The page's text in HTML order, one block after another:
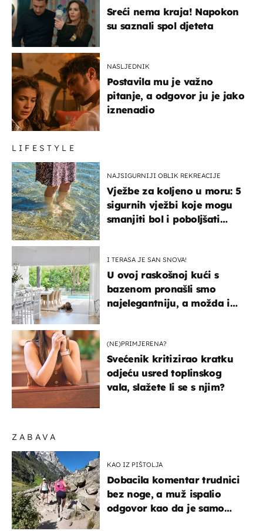
ZABAVA
KAO IZ PIŠTOLJA
Dobacila komentar trudnici
bez noge, a muž ispalio
odgovor kao da je samo
Sreći nema kraja! Napokon
su saznali spol djeteta
NASLJEDNIK
Postavila mu je važno
pitanje, a odgovor ju je jako
iznenadio
LIFESTYLE
NAJSIGURNIJI OBLIK REKREACIJE
Vježbe za koljeno u moru: 5
sigurnih vježbi koje mogu
smanjiti bol i poboljšati
I TERASA JE SAN SNOVA!
U ovoj raskošnoj kući s
bazenom pronašli smo
najelegantniju, a možda i
(NE)PRIMJERENA?
Svećenik kritizirao kratku
odjeću usred toplinskog
vala, slažete li se s njim?